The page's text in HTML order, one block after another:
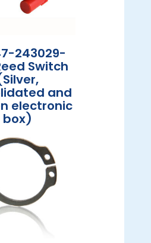
243029-
Switch
and
electronic
box)